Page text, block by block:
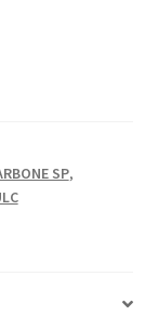
SP,